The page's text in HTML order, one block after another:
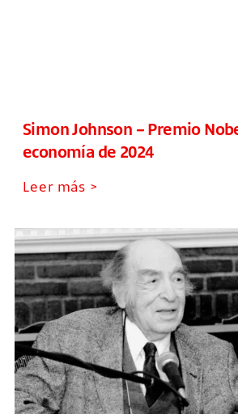
Simon Johnson – Premio
economía de 2024
Leer más >